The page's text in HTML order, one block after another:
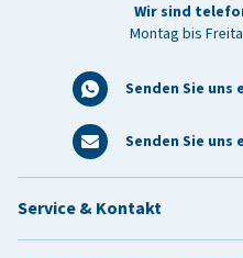
Wir sind
Montag bis
Senden Sie uns
Senden Sie uns
Service & Kontakt